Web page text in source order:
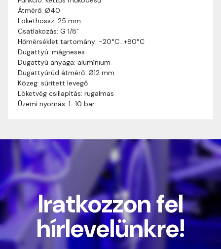
Átmérő: Ø40
Lökethossz: 25 mm
Csatlakozás: G 1/8"
Hőmérséklet tartomány: -20°C…+80°C
Dugattyú: mágneses
Dugattyú anyaga: alumínium
Dugattyúrúd átmérő: Ø12 mm
Közeg: sűrített levegő
Löketvég csillapítás: rugalmas
Üzemi nyomás: 1…10 bar
zökkenőmentesen történhessen.
Szállítási idő:
munkanapon belül kézbesítjük. Amennyiben
valamilyen okból kifolyólag a szállítás hosszabb
ideig tart, előre értesítünk benneteket.
Szállítási díj: A szállítási díj függ a termék súlyától
és a szállítási cím távolságától. A pontos szállítási
díjat a vásárlás folyamata során megtekinthetitek,
mielőtt a rendelést véglegesítitek.
Iratkozzon fel
hírlevelünkre!